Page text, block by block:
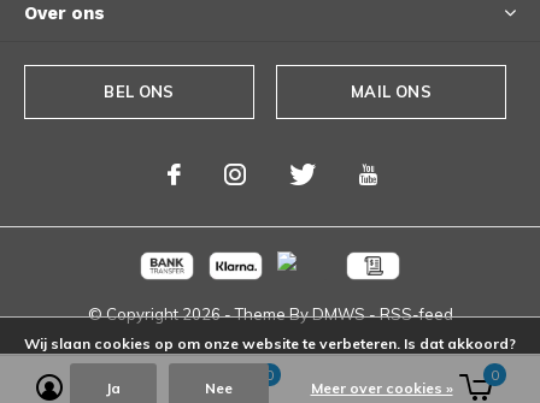
Over ons
BEL ONS MAIL ONS
© Copyright2026- Theme ByDMWS-RSS-feed
0 0
Wij slaan cookies op om onze website te verbeteren. Is dat akkoord?
Ja Nee Meer over cookies »